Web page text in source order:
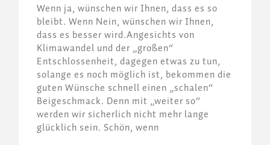
Wenn ja, wünschen wir Ihnen, dass es so
bleibt. Wenn Nein, wünschen wir Ihnen,
dass es besser wird.Angesichts von
Klimawandel und der „großen“
Entschlossenheit, dagegen etwas zu tun,
solange es noch möglich ist, bekommen die
guten Wünsche schnell einen „schalen“
Beigeschmack. Denn mit „weiter so“
werden wir sicherlich nicht mehr lange
glücklich sein. Schön, wenn